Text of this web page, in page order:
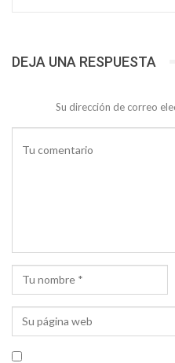
DEJA UNA RESPUESTA
Su dirección de correo